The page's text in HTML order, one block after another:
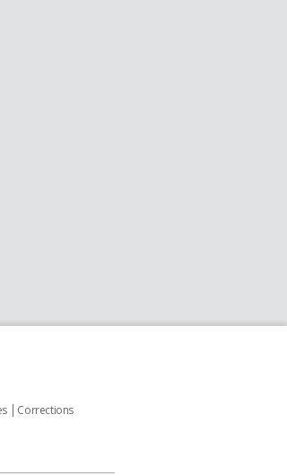
Corrections